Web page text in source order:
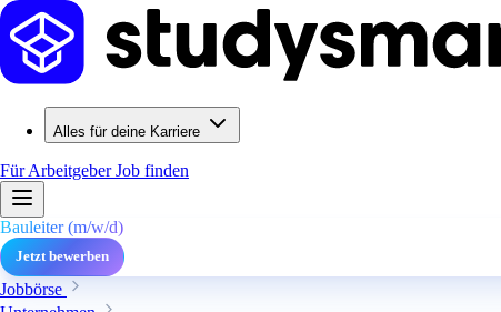
Alles für deine Karriere
Für ArbeitgeberJob finden
Bauleiter (m/w/d)
Jetzt bewerben
Jobbörse